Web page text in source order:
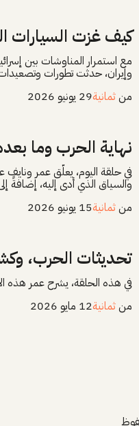
كيف غزت السيارات
مع استمرار المناوشات بين
وإيران، حدثت تطورات
منثمانية29 يونيو 2026
نهاية الحرب وما
في حلقة اليوم، يعلّق عمر ونايف
والسياق الذي أدى إليه، إضافةً
منثمانية15 يونيو 2026
تحديثات الحرب،
في هذه الحلقة، يشرح عمر هذه
منثمانية12 مايو 2026